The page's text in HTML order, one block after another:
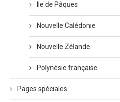
Ile de Pâques
Nouvelle Calédonie
Nouvelle Zélande
Polynésie française
Pages spéciales